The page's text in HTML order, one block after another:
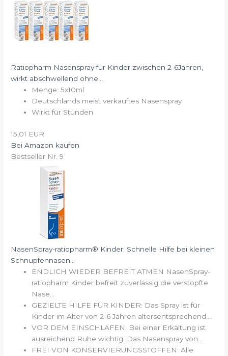
Ratiopharm Nasenspray für Kinder zwischen 2-6Jahren,
wirkt abschwellend ohne...
Menge: 5x10ml
Deutschlands meist verkauftes Nasenspray
Wirkt für Stunden
15,01 EUR
Bei Amazon kaufen
Bestseller Nr. 9
NasenSpray-ratiopharm® Kinder: Schnelle Hilfe bei kleinen
Schnupfennasen...
ENDLICH WIEDER BEFREIT ATMEN NasenSpray-
ratiopharm Kinder befreit zuverlässig die verstopfte
Nase...
GEZIELTE HILFE FÜR KINDER: Das Spray ist für
Kinder im Alter von 2-6 Jahren altersentsprechend...
VOR DEM EINSCHLAFEN: Bei einer Erkältung ist
ausreichend Ruhe wichtig. Das Nasenspray von...
FREI VON KONSERVIERUNGSSTOFFEN: Alle